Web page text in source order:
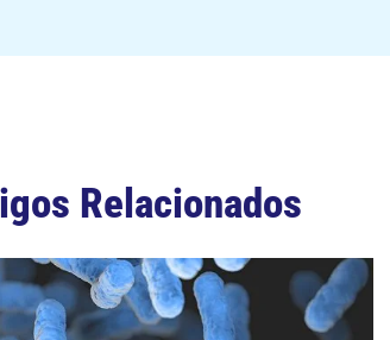
Relacionados